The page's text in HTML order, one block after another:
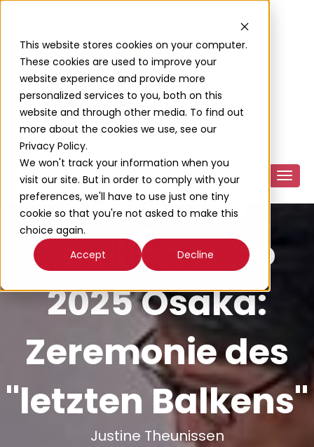
This website stores cookies on your computer.
These cookies are used to improve your
website experience and provide more
personalized services to you, both on this
website and through other media. To find out
more about the cookies we use, see our
Privacy Policy.
We won't track your information when you
visit our site. But in order to comply with your
preferences, we'll have to use just one tiny
cookie so that you're not asked to make this
choice again.
Accept
Decline
Belgischer
Pavillon Expo
2025 Osaka:
Zeremonie des
"letzten Balkens"
Justine Theunissen